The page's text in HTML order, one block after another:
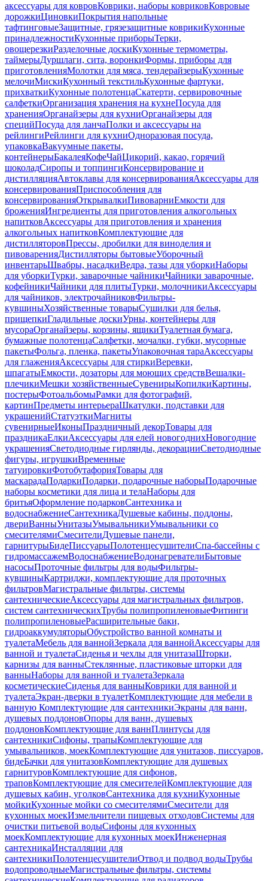
аксессуары для ковровКоврики, наборы ковриковКовровые
дорожкиЦиновкиПокрытия напольные
тафтинговыеЗащитные, грязезащитные коврикиКухонные
принадлежностиКухонные приборыТерки,
овощерезкиРазделочные доскиКухонные термометры,
таймерыДуршлаги, сита, воронкиФормы, приборы для
приготовленияМолотки для мяса, тендерайзерыКухонные
мелочиМискиКухонный текстильКухонные фартуки,
прихваткиКухонные полотенцаСкатерти, сервировочные
салфеткиОрганизация хранения на кухнеПосуда для
храненияОрганайзеры для кухниОрганайзеры для
специйПосуда для ланчаПолки и аксессуары на
рейлингиРейлинги для кухниОдноразовая посуда,
упаковкаВакуумные пакеты,
контейнерыБакалеяКофеЧайЦикорий, какао, горячий
шоколадСиропы и топпингиКонсервирование и
дистилляцияАвтоклавы для консервированияАксессуары для
консервированияПриспособления для
консервированияОткрывалкиПивоварниЕмкости для
броженияИнгредиенты для приготовления алкогольных
напитковАксессуары для приготовления и хранения
алкогольных напитковКомплектующие для
дистилляторовПрессы, дробилки для виноделия и
пивоваренияДистилляторы бытовыеУборочный
инвентарьШвабры, насадкиВедра, тазы для уборкиНаборы
для уборкиТурки, заварочные чайникиЧайники заварочные,
кофейникиЧайники для плитыТурки, молочникиАксессуары
для чайников, электрочайниковФильтры-
кувшиныХозяйственные товарыСушилки для белья,
прищепкиГладильные доскиУрны, контейнеры для
мусораОрганайзеры, корзины, ящикиТуалетная бумага,
бумажные полотенцаСалфетки, мочалки, губки, мусорные
пакетыФольга, пленка, пакетыУпаковочная тараАксессуары
для глаженияАксессуары для стиркиВеревки,
шпагатыЕмкости, дозаторы для моющих средствВешалки-
плечикиМешки хозяйственныеСувенирыКопилкиКартины,
постерыФотоальбомыРамки для фотографий,
картинПредметы интерьераШкатулки, подставки для
украшенийСтатуэткиМагниты
сувенирныеИконыПраздничный декорТовары для
праздникаЕлкиАксессуары для елей новогоднихНовогодние
украшенияСветодиодные гирлянды, декорацииСветодиодные
фигуры, игрушкиВременные
татуировкиФотобутафорияТовары для
маскарадаПодаркиПодарки, подарочные наборыПодарочные
наборы косметики для лица и телаНаборы для
бритьяОформление подарковСантехника и
водоснабжениеСантехникаДушевые кабины, поддоны,
двериВанныУнитазыУмывальникиУмывальники со
смесителямиСмесителиДушевые панели,
гарнитурыБидеПиссуарыПолотенцесушителиСпа-бассейны с
гидромассажемВодоснабжениеВодонагревателиБытовые
насосыПроточные фильтры для водыФильтры-
кувшиныКартриджи, комплектующие для проточных
фильтровМагистральные фильтры, системы
сантехническиеАксессуары для магистральных фильтров,
систем сантехническихТрубы полипропиленовыеФитинги
полипропиленовыеРасширительные баки,
гидроаккумуляторыОбустройство ванной комнаты и
туалетаМебель для ваннойЗеркала для ваннойАксессуары для
ванной и туалетаСиденья и чехлы для унитазаШторки,
карнизы для ванныСтеклянные, пластиковые шторки для
ванныНаборы для ванной и туалетаЗеркала
косметическиеСиденья для ванныКоврики для ванной и
туалетаЭкран-дверки в туалетКомплектующие для мебели в
ванную Комплектующие для сантехникиЭкраны для ванн,
душевых поддоновОпоры для ванн, душевых
поддоновКомплектующие для ваннПлинтусы для
сантехникиСифоны, трапыКомплектующие для
умывальников, моекКомплектующие для унитазов, писсуаров,
бидеБачки для унитазовКомплектующие для душевых
гарнитуровКомплектующие для сифонов,
траповКомплектующие для смесителейКомплектующие для
душевых кабин, уголковСантехника для кухниКухонные
мойкиКухонные мойки со смесителямиСмесители для
кухонных моекИзмельчители пищевых отходовСистемы для
очистки питьевой водыСифоны для кухонных
моекКомплектующие для кухонных моекИнженерная
сантехникаИнсталляции для
сантехникиПолотенцесушителиОтвод и подвод водыТрубы
водопроводныеМагистральные фильтры, системы